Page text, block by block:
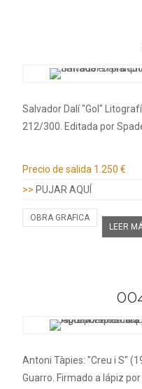
Salvador Dalí "Gol"
212/300. Editada por
Precio de salida 1.250 €
>> PUJAR AQUÍ
OBRA GRAFICA
LEER
Antoni Tàpies: "Creu i S"
Guarro. Firmado a lápiz